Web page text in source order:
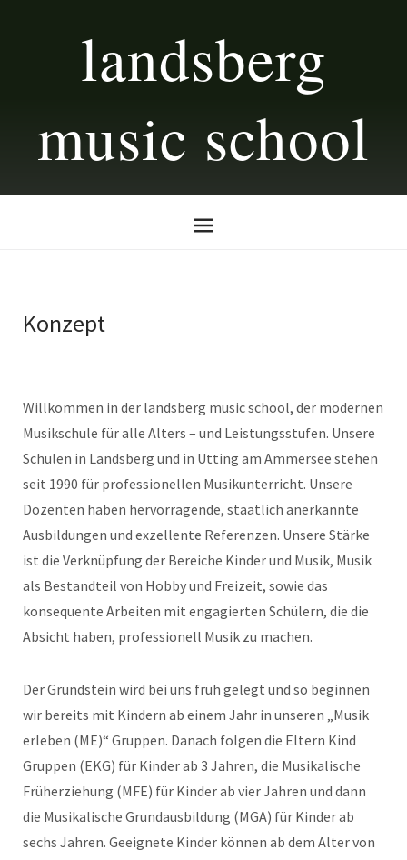
landsberg
music school
Konzept
Willkommen in der landsberg music school, der modernen
Musikschule für alle Alters – und Leistungsstufen. Unsere
Schulen in Landsberg und in Utting am Ammersee stehen
seit 1990 für professionellen Musikunterricht. Unsere
Dozenten haben hervorragende, staatlich anerkannte
Ausbildungen und exzellente Referenzen. Unsere Stärke
ist die Verknüpfung der Bereiche Kinder und Musik, Musik
als Bestandteil von Hobby und Freizeit, sowie das
konsequente Arbeiten mit engagierten Schülern, die die
Absicht haben, professionell Musik zu machen.
Der Grundstein wird bei uns früh gelegt und so beginnen
wir bereits mit Kindern ab einem Jahr in unseren „Musik
erleben (ME)“ Gruppen. Danach folgen die Eltern Kind
Gruppen (EKG) für Kinder ab 3 Jahren, die Musikalische
Früherziehung (MFE) für Kinder ab vier Jahren und dann
die Musikalische Grundausbildung (MGA) für Kinder ab
sechs Jahren. Geeignete Kinder können ab dem Alter von